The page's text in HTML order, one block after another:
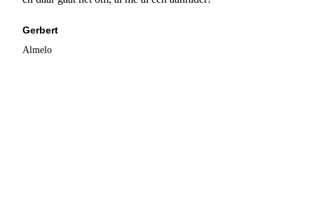
Gerbert
Almelo